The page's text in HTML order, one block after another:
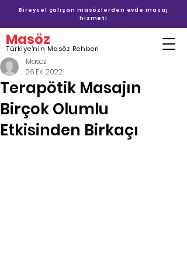
Bireysel çalışan masözlerden evde masaj
hizmeti
Masöz
Türkiye'nin Masöz Rehberi
Terapötik Masajın
Birçok Olumlu
Etkisinden Birkaçı
Masoz
26 Eki 2022